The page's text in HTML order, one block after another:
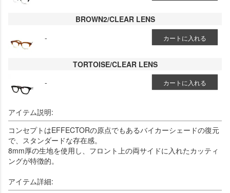
BROWN2/CLEAR LENS
-
カートに入れる
TORTOISE/CLEAR LENS
-
カートに入れる
アイテム説明:
コンセプトはEFFECTORの原点でもあるバイカーシェードの復元
で、スタンダードな存在感。
8mm厚の生地を使用し、フロント上の両サイドに入れたカッティ
ングが特徴的。
アイテム詳細: